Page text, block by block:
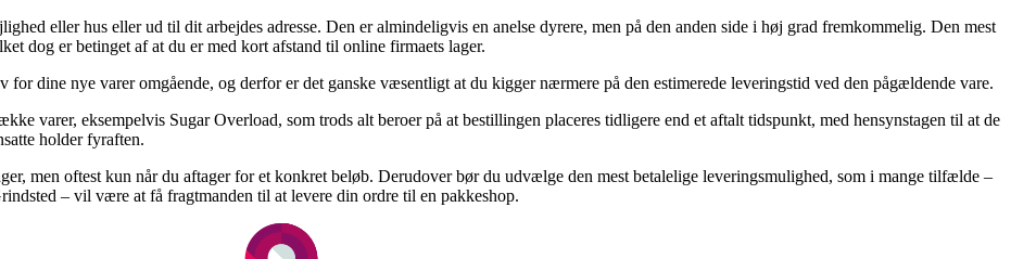
eller hus eller ud til dit arbejdes adresse. Den er almindeligvis en anelse dyrere, men på den anden side i høj grad fremkommelig. Den mest
dog er betinget af at du er med kort afstand til online firmaets lager.
dine nye varer omgående, og derfor er det ganske væsentligt at du kigger nærmere på den estimerede leveringstid ved den pågældende vare.
varer, eksempelvis Sugar Overload, som trods alt beroer på at bestillingen placeres tidligere end et aftalt tidspunkt, med hensynstagen til at de
holder fyraften.
men oftest kun når du aftager for et konkret beløb. Derudover bør du udvælge den mest betalelige leveringsmulighed, som i mange tilfælde –
– vil være at få fragtmanden til at levere din ordre til en pakkeshop.